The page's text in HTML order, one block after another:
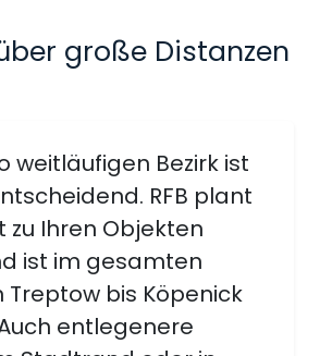
große Distanzen
weitläufigen Bezirk ist
RFB plant
zu Ihren Objekten
ist im gesamten
Treptow bis Köpenick
entlegenere